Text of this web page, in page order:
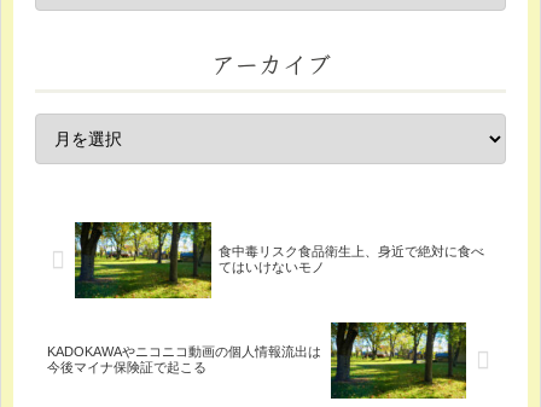
アーカイブ
食中毒リスク食品衛生上、身近で絶対に食べ
てはいけないモノ
KADOKAWAやニコニコ動画の個人情報流出は
今後マイナ保険証で起こる